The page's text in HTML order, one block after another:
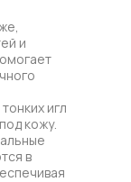
и
игл
кожу.
в